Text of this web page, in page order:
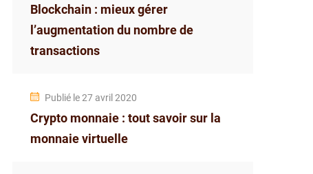
Blockchain : mieux gérer
l’augmentation du nombre de
transactions
Publié le 27 avril 2020
Crypto monnaie : tout savoir sur la
monnaie virtuelle